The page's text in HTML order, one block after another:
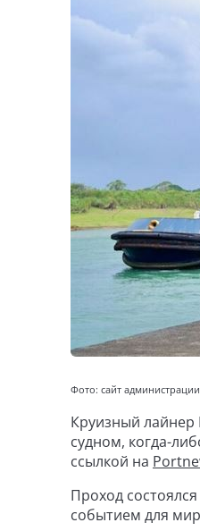
Фото: сайт
Круизный
судном, когда-
ссылкой на
Проход
событием для